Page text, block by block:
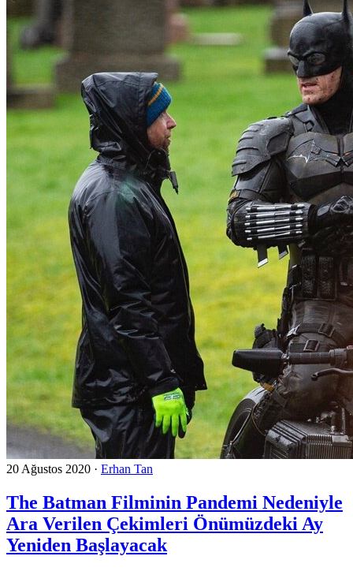
20 Ağustos 2020 · Erhan Tan
The Batman Filminin Pandemi Nedeniyle
Ara Verilen Çekimleri Önümüzdeki Ay
Yeniden Başlayacak